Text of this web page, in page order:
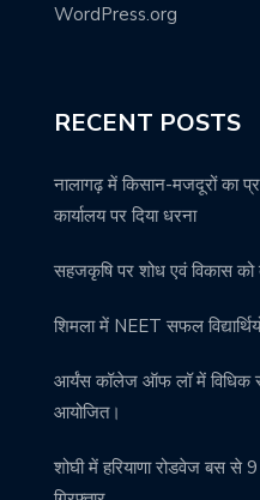
WordPress.org
RECENT POSTS
नालागढ़ में किसान-मजदूरों का
कार्यालय पर दिया धरना
सहजकृषि पर शोध एवं विकास
शिमला में NEET सफल
आर्यंस कॉलेज ऑफ लॉ में विधिक
आयोजित।
शोघी में हरियाणा रोडवेज बस से